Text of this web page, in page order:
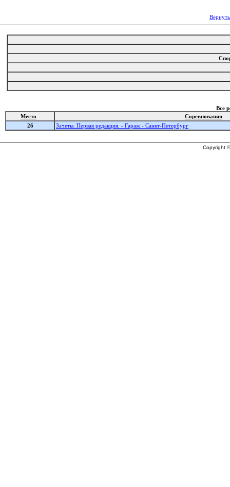
Все
Место
Соревнования
26
Зачеты. Первая редакция. - Гараж - Санкт-Петербург
Copyright